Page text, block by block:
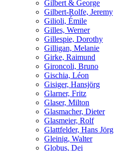
Gilbert & George
Gilbert-Rolfe, Jeremy
Gilioli, Émile
Gilles, Werner
Gillespie, Dorothy
Gilligan, Melanie
Girke, Raimund
Gironcoli, Bruno
Gischia, Léon
Gisiger, Hansjörg
Glarner, Fritz
Glaser, Milton
Glasmacher, Dieter
Glasmeier, Rolf
Glattfelder, Hans Jörg
Gleinig, Walter
Globus, Dei